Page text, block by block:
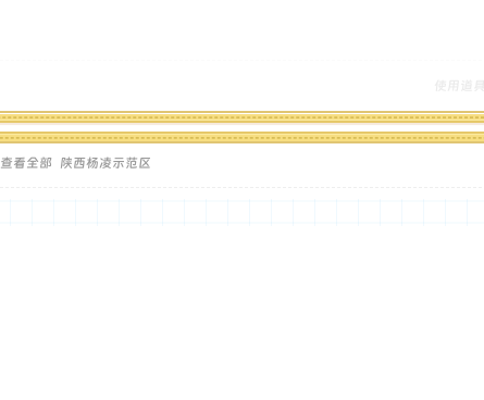
查看全部 陕西杨凌示范区